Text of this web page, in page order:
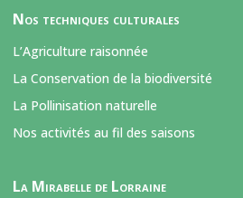
Nos techniques culturales
L’Agriculture raisonnée
La Conservation de la biodiversité
La Pollinisation naturelle
Nos activités au fil des saisons
La Mirabelle de Lorraine